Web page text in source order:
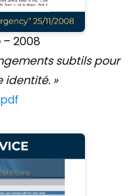
– 2008
subtils pour
identité. »